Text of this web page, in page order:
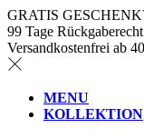
GRATIS
99 Tage Rückgaberecht
Versandkostenfrei ab
MENU
KOLLEKTION